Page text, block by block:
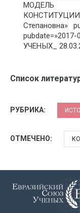
МОДЕЛЬ
Степановна»
УЧЕНЫХ_
Список
РУБРИКА:
ОТМЕЧЕНО: